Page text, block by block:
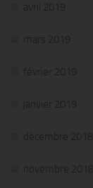
avril 2019
mars 2019
février 2019
janvier 2019
décembre 2018
novembre 2018